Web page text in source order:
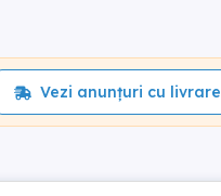
Vezi anunțuri cu livrare